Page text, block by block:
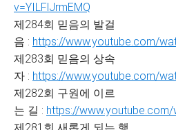
v=YILFlJrmEMQ
제284회 믿음의 발걸
음 : https://www.youtube.com/
제283회 믿음의 상속
자 : https://www.youtube.com/
제282회 구원에 이르
는 길 : https://